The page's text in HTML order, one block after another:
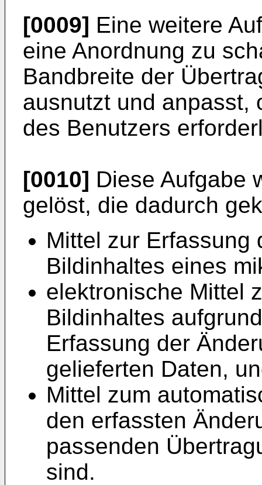
[0009] Eine weitere
eine Anordnung zu
Bandbreite der
ausnutzt und anpasst,
des Benutzers
[0010] Diese Aufgabe
gelöst, die dadurch
Mittel zur Erfassung
Bildinhaltes eines
elektronische Mittel
Bildinhaltes
Erfassung der
gelieferten Daten,
Mittel zum
den erfassten
passenden
sind.